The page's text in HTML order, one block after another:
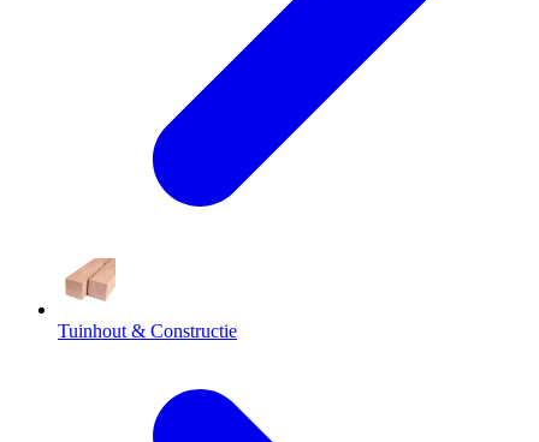
Tuinhout & Constructie